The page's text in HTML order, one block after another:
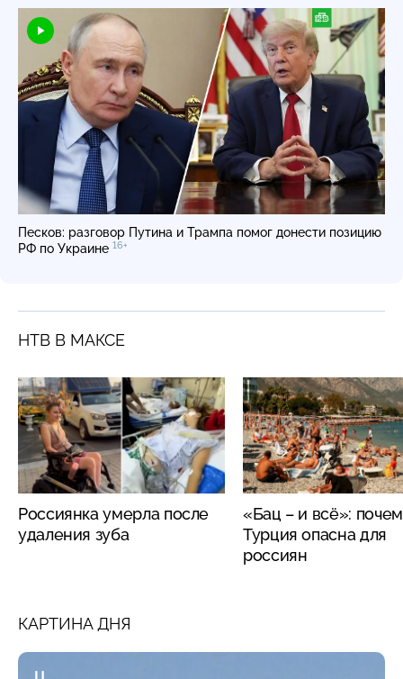
Песков: разговор Путина и Трампа помог донести позицию
РФ по Украине 16+
НТВ В МАКСЕ
Россиянка умерла после
удаления зуба
«Бац – и всё»:
Турция опасна для
россиян
КАРТИНА ДНЯ